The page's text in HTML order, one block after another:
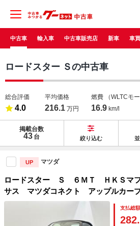
中古車 輸入車 中古車販売店 新車 車
ロードスター Ｓの中古車
総合評価
4.0
平均価格
216.1 万円
燃費 （WLTCモー
16.9 km/l
掲載台数
43 台 絞り込む
UP マツダ
ロードスター Ｓ ６ＭＴ ＨＫＳマ
サス マツダコネクト アップルカ
スマートブレーキサポート ブライン
ーンキープアシスト オートハイビー
支払総額
282.